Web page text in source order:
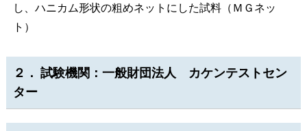
し、ハニカム形状の粗めネットにした試料（ＭＧネッ
ト）
２． 試験機関：一般財団法人 カケンテストセン
ター